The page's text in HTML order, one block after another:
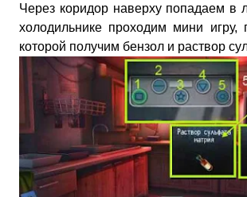
Через коридор наверху попадаем в
холодильнике проходим мини игру,
которой получим бензол и раствор